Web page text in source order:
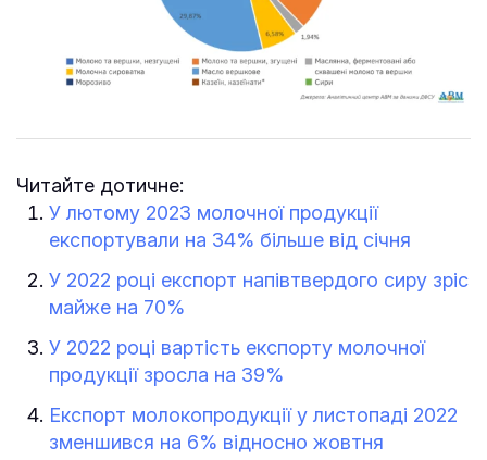
Читайте дотичне:
У лютому 2023 молочної продукції
експортували на 34% більше від січня
У 2022 році експорт напівтвердого сиру зріс
майже на 70%
У 2022 році вартість експорту молочної
продукції зросла на 39%
Експорт молокопродукції у листопаді 2022
зменшився на 6% відносно жовтня